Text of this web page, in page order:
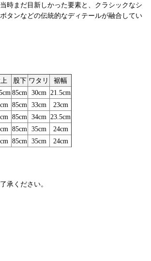
時まだ目新しかった要素と、クラシックなシ
タンなどの伝統的なディテールが融合してい
股下 ワタリ
裾幅
85cm 30cm
21.5cm
85cm 33cm
23cm
85cm 34cm
23.5cm
85cm 35cm
24cm
85cm 35cm 24cm
承ください。